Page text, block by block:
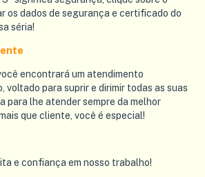
os dados de segurança e certificado do
séria!
encontrará um atendimento
voltado para suprir e dirimir todas as suas
para lhe atender sempre da melhor
que cliente, você é especial!
e confiança em nosso trabalho!